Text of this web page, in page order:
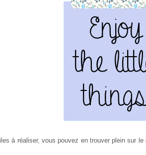
à réaliser, vous pouvez en trouver plein sur